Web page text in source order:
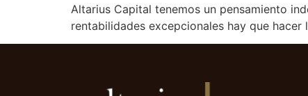
Altarius Capital tenemos un pensamiento
rentabilidades excepcionales hay que